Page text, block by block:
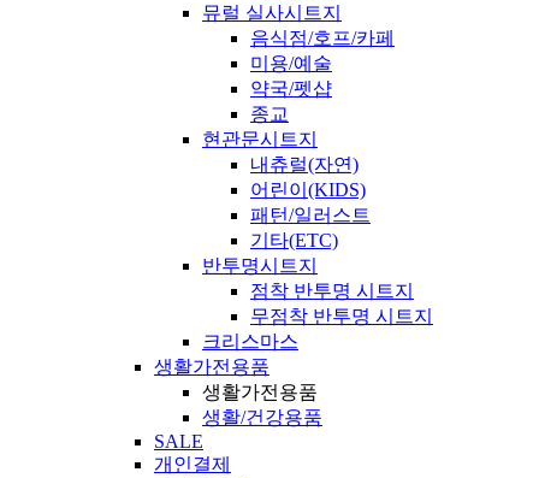
뮤럴 실사시트지
음식점/호프/카페
미용/예술
약국/펫샵
종교
현관문시트지
내츄럴(자연)
어린이(KIDS)
패턴/일러스트
기타(ETC)
반투명시트지
점착 반투명 시트지
무점착 반투명 시트지
크리스마스
생활가전용품
생활가전용품
생활/건강용품
SALE
개인결제